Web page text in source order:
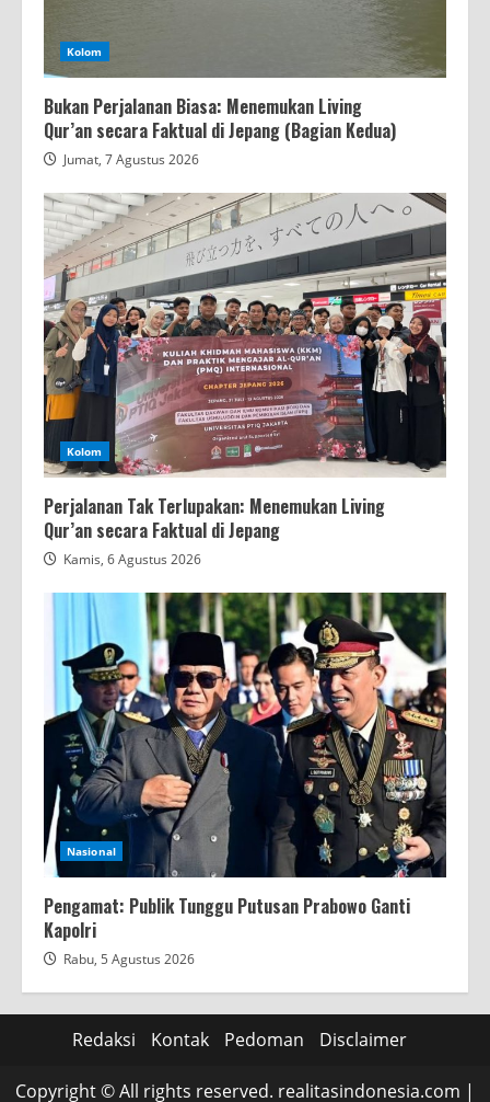
Kolom
Bukan Perjalanan Biasa: Menemukan Living
Qur’an secara Faktual di Jepang (Bagian Kedua)
Jumat, 7 Agustus 2026
Kolom
Perjalanan Tak Terlupakan: Menemukan Living
Qur’an secara Faktual di Jepang
Kamis, 6 Agustus 2026
Nasional
Pengamat: Publik Tunggu Putusan Prabowo Ganti
Kapolri
Rabu, 5 Agustus 2026
Redaksi Kontak Pedoman Disclaimer
Copyright © All rights reserved. realitasindonesia.com |